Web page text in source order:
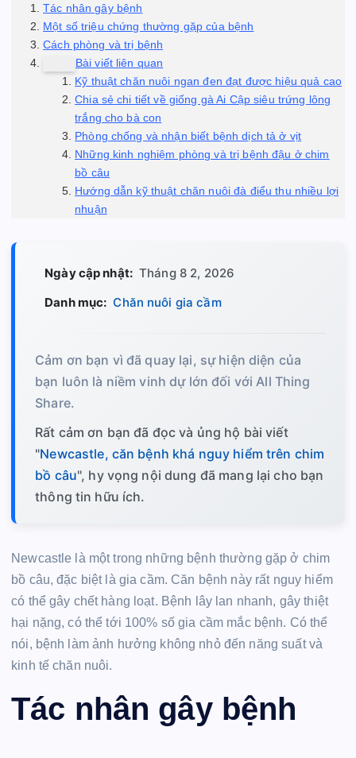
Tác nhân gây bệnh
Một số triệu chứng thường gặp của bệnh
Cách phòng và trị bệnh
Bài viết liên quan
Kỹ thuật chăn nuôi ngan đen đạt được hiệu quả cao
Chia sẻ chi tiết về giống gà Ai Cập siêu trứng lông
trắng cho bà con
Phòng chống và nhận biết bệnh dịch tả ở vịt
Những kinh nghiệm phòng và trị bệnh đậu ở chim
bồ câu
Hướng dẫn kỹ thuật chăn nuôi đà điểu thu nhiều lợi
nhuận
Ngày cập nhật: Tháng 8 2, 2026
Danh mục: Chăn nuôi gia cầm
Cảm ơn bạn vì đã quay lại, sự hiện diện của
bạn luôn là niềm vinh dự lớn đối với All Thing
Share.
Rất cảm ơn bạn đã đọc và ủng hộ bài viết
"Newcastle, căn bệnh khá nguy hiểm trên chim
bồ câu", hy vọng nội dung đã mang lại cho bạn
thông tin hữu ích.
Newcastle là một trong những bệnh thường gặp ở chim
bồ câu, đặc biệt là gia cầm. Căn bệnh này rất nguy hiểm
có thể gây chết hàng loạt. Bệnh lây lan nhanh, gây thiệt
hại nặng, có thể tới 100% số gia cầm mắc bệnh. Có thể
nói, bệnh làm ảnh hưởng không nhỏ đến năng suất và
kinh tế chăn nuôi.
Tác nhân gây bệnh